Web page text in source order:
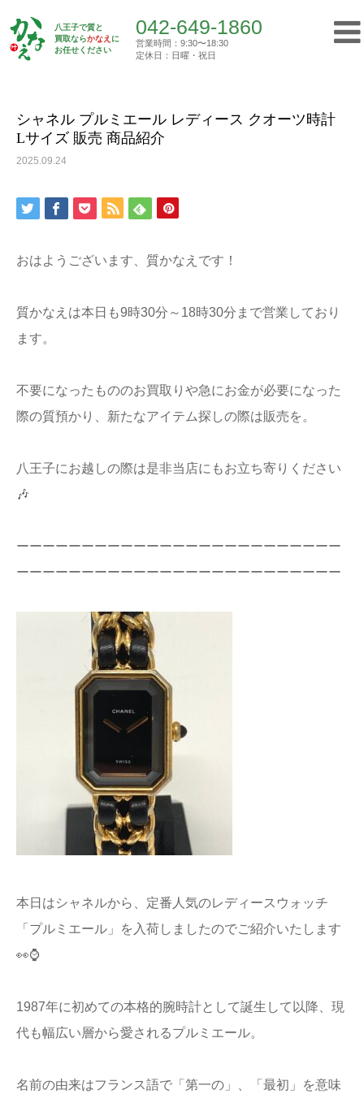
八王子で質と
買取ならかなえ に
お任せください
042-649-1860
営業時間：9:30〜18:30
定休日：日曜・祝日
Top 買取実績 シャネル プルミエール レディース クオ…
シャネル プルミエール レディース クオーツ時計
Lサイズ 販売 商品紹介
2025.09.24
おはようございます、質かなえです！
質かなえは本日も9時30分～18時30分まで営業しており
ます。
不要になったもののお買取りや急にお金が必要になった
際の質預かり、新たなアイテム探しの際は販売を。
八王子にお越しの際は是非当店にもお立ち寄りください
🎶
ーーーーーーーーーーーーーーーーーーーーーーーーー
ーーーーーーーーーーーーーーーーーーーーーーーーー
本日はシャネルから、定番人気のレディースウォッチ
「プルミエール」を入荷しましたのでご紹介いたします
👀⌚
1987年に初めての本格的腕時計として誕生して以降、現
代も幅広い層から愛されるプルミエール。
名前の由来はフランス語で「第一の」、「最初」を意味
トップ
プライバシー